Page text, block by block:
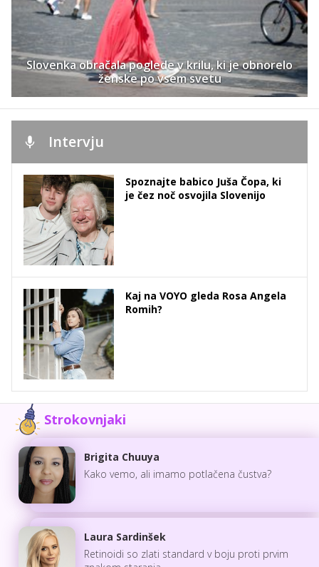
Slovenka obračala poglede v krilu, ki je obnorelo
ženske po vsem svetu
Intervju
Spoznajte babico Juša Čopa, ki
je čez noč osvojila Slovenijo
Kaj na VOYO gleda Rosa Angela
Romih?
Strokovnjaki
Brigita Chuuya
Kako vemo, ali imamo potlačena čustva?
Laura Sardinšek
Retinoidi so zlati standard v boju proti prvim